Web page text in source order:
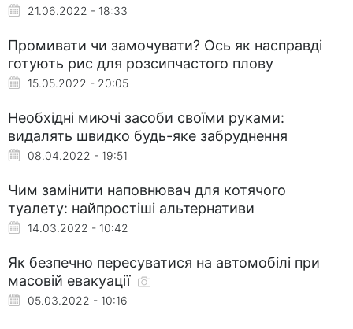
21.06.2022 - 18:33
Промивати чи замочувати? Ось як насправді
готують рис для розсипчастого плову
15.05.2022 - 20:05
Необхідні миючі засоби своїми руками:
видалять швидко будь-яке забруднення
08.04.2022 - 19:51
Чим замінити наповнювач для котячого
туалету: найпростіші альтернативи
14.03.2022 - 10:42
Як безпечно пересуватися на автомобілі при
масовій евакуації
05.03.2022 - 10:16